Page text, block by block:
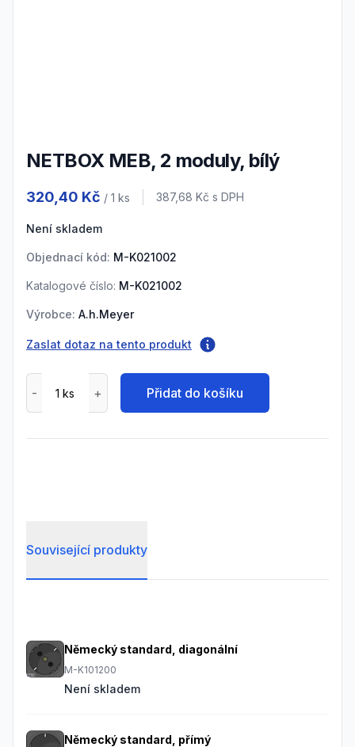
NETBOX MEB, 2 moduly, bílý
320,40 Kč / 1 ks Cena s DPH
387,68 Kč s DPH
Není skladem
Objednací kód: M-K021002
Katalogové číslo: M-K021002
Výrobce: A.h.Meyer
Zaslat dotaz na tento produkt
Přidat do košíku
Související produkty
Německý standard, diagonální
M-K101200
Není skladem
Německý standard, přímý